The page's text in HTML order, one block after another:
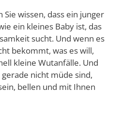
wissen, dass ein junger
ein kleines Baby ist, das
sucht. Und wenn es
bekommt, was es will,
kleine Wutanfälle. Und
nicht müde sind,
bellen und mit Ihnen